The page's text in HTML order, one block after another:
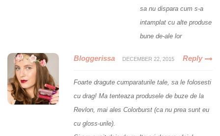
sa nu dispara cum s-a
intamplat cu alte produse
bune de-ale lor
Bloggerissa DECEMBER 22, 2015 Reply
Foarte dragute cumparaturile tale, sa le folosesti
cu drag! Ma tenteaza produsele de buze de la
Revlon, mai ales Colorburst (ca nu prea sunt eu
cu gloss-urile).